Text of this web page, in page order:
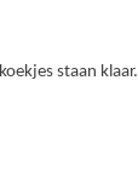
staan klaar.